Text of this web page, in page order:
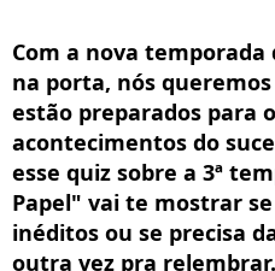
Com a nova
na porta, nós
estão preparados para
acontecimentos do
esse quiz sobre a 3ª
Papel" vai te mostrar
inéditos ou se precisa
outra vez pra relembrar.